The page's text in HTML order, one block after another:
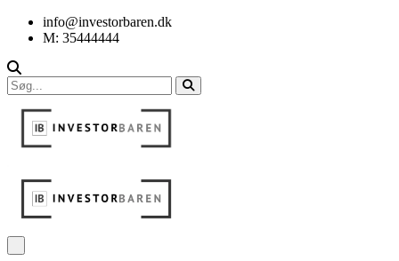
info@investorbaren.dk
M: 35444444